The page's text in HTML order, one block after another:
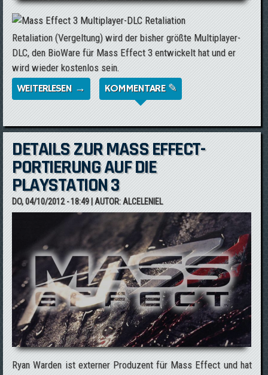
Retaliation (Vergeltung) wird der bisher größte Multiplayer-
DLC, den BioWare für Mass Effect 3 entwickelt hat und er
wird wieder kostenlos sein.
WEITERLESEN → ÜBER MASS EFFECT 3 - RETALIATION:
NEUER MULTIPLAYER-DLC ANGEKÜNDIGT
KOMMENTARE ✎
DETAILS ZUR MASS EFFECT-
PORTIERUNG AUF DIE
PLAYSTATION 3
DO, 04/10/2012 - 18:49| AUTOR:ALCELENIEL
Ryan Warden ist externer Produzent für Mass Effect und hat